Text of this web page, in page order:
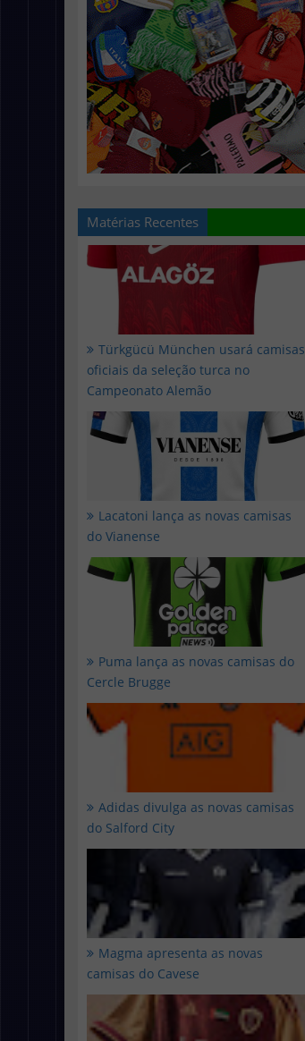
Matérias Recentes
Türkgücü München usará camisas
oficiais da seleção turca no
Campeonato Alemão
Lacatoni lança as novas camisas
do Vianense
Puma lança as novas camisas do
Cercle Brugge
Adidas divulga as novas camisas
do Salford City
Magma apresenta as novas
camisas do Cavese